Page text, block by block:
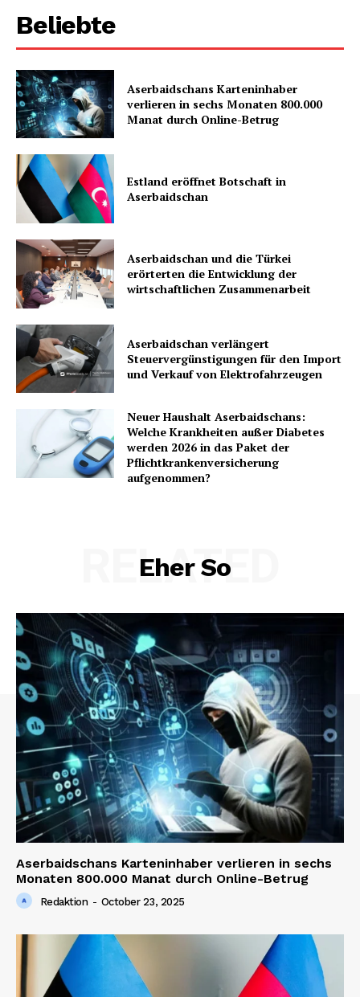
Beliebte
Aserbaidschans Karteninhaber
verlieren in sechs Monaten 800.000
Manat durch Online-Betrug
Estland eröffnet Botschaft in
Aserbaidschan
Aserbaidschan und die Türkei
erörterten die Entwicklung der
wirtschaftlichen Zusammenarbeit
Aserbaidschan verlängert
Steuervergünstigungen für den Import
und Verkauf von Elektrofahrzeugen
Neuer Haushalt Aserbaidschans:
Welche Krankheiten außer Diabetes
werden 2026 in das Paket der
Pflichtkrankenversicherung
aufgenommen?
Eher So
RELATED
Aserbaidschans Karteninhaber verlieren in sechs
Monaten 800.000 Manat durch Online-Betrug
Redaktion - October 23, 2025